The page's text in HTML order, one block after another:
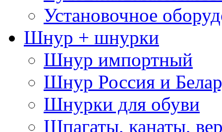
Установочное
Шнур + шнурки
Шнур импортный
Шнур Россия и
Шнурки для обуви
Шпагаты, канаты,